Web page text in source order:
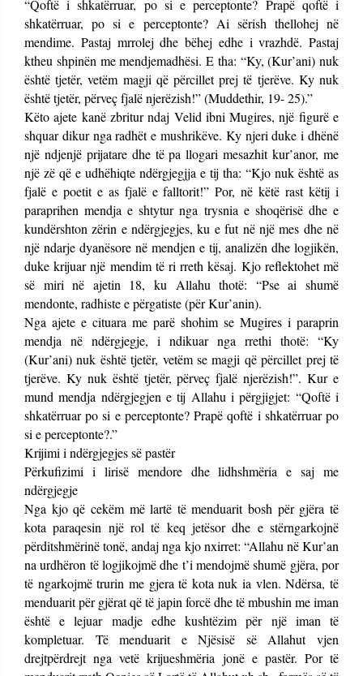
“Qoftë i shkatërruar, po si e perceptonte? Prapë qoftë i
shkatërruar, po si e perceptonte? Ai sërish thellohej në
mendime. Pastaj mrrolej dhe bëhej edhe i vrazhdë. Pastaj
ktheu shpinën me mendjemadhësi. E tha: “Ky, (Kur’ani) nuk
është tjetër, vetëm magji që përcillet prej të tjerëve. Ky nuk
është tjetër, përveç fjalë njerëzish!” (Muddethir, 19- 25).”
Këto ajete kanë zbritur ndaj Velid ibni Mugires, një figurë e
shquar dikur nga radhët e mushrikëve. Ky njeri duke i dhënë
një ndjenjë prijatare dhe të pa llogari mesazhit kur’anor, me
një zë që e udhëhiqte ndërgjegjja e tij tha: “Kjo nuk është as
fjalë e poetit e as fjalë e falltorit!” Por, në këtë rast këtij i
paraprihen mendja e shtytur nga trysnia e shoqërisë dhe e
kundërshton zërin e ndërgjegjes, ku e fut në një mes dhe në
një ndarje dyanësore në mendjen e tij, analizën dhe logjikën,
duke krijuar një mendim të ri rreth kësaj. Kjo reflektohet më
së miri në ajetin 18, ku Allahu thotë: “Pse ai shumë
mendonte, radhiste e përgatiste (për Kur’anin).
Nga ajete e cituara me parë shohim se Mugires i paraprin
mendja në ndërgjegje, i ndikuar nga rrethi thotë: “Ky
(Kur’ani) nuk është tjetër, vetëm se magji që përcillet prej të
tjerëve. Ky nuk është tjetër, përveç fjalë njerëzish!”. Kur e
mund mendja ndërgjegjen e tij Allahu i përgjigjet: “Qoftë i
shkatërruar po si e perceptonte? Prapë qoftë i shkatërruar po
si e perceptonte?.”
Krijimi i ndërgjegjes së pastër
Përkufizimi i lirisë mendore dhe lidhshmëria e saj me
ndërgjegje
Nga kjo që cekëm më lartë të menduarit bosh për gjëra të
kota paraqesin një rol të keq jetësor dhe e stërngarkojnë
përditshmërinë tonë, andaj nga kjo nxirret: “Allahu në Kur’an
na urdhëron të logjikojmë dhe t’i mendojmë shumë gjëra, por
të ngarkojmë trurin me gjera të kota nuk ia vlen. Ndërsa, të
menduarit për gjërat që të japin forcë dhe të mbushin me iman
është e lejuar madje edhe kushtëzim për një iman të
kompletuar. Të menduarit e Njësisë së Allahut vjen
drejtpërdrejt nga vetë krijueshmëria jonë e pastër. Por të